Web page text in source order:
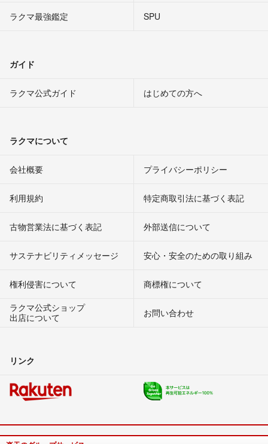
ラクマ最強鑑定
SPU
ガイド
ラクマ公式ガイド はじめての方へ
ラクマについて
会社概要 プライバシーポリシー
利用規約 特定商取引法に基づく表記
古物営業法に基づく表記 外部送信について
サステナビリティメッセージ 安心・安全のための取り組み
権利侵害について
商標権について
ラクマ公式ショップ
出店について
お問い合わせ
リンク